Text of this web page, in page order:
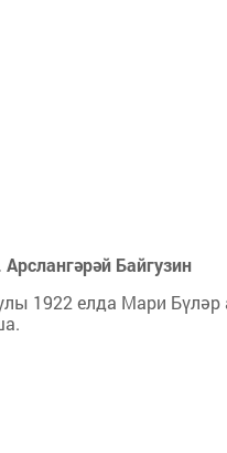
Байгузин
1922 елда Мари